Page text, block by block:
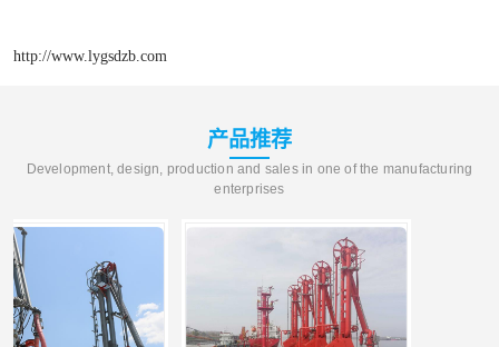
http://www.lygsdzb.com
产品推荐
Development, design, production and sales in one of the manufacturing
enterprises